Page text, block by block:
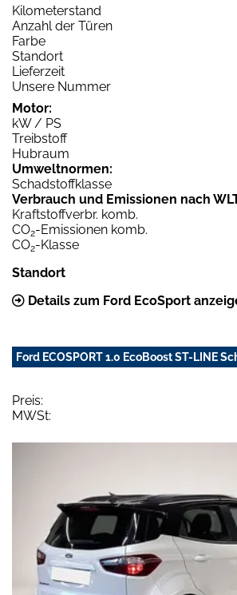
Kilometerstand
Anzahl der Türen
Farbe
Standort
Lieferzeit
Unsere Nummer
Motor:
kW / PS
Treibstoff
Hubraum
Umweltnormen:
Schadstoffklasse
Verbrauch und Emissionen nach
Kraftstoffverbr. komb.
CO2-Emissionen komb.
CO2-Klasse
Standort
Details zum Ford EcoSport
Ford ECOSPORT 1.0 EcoBoost ST-LINE
Preis:
MWSt: